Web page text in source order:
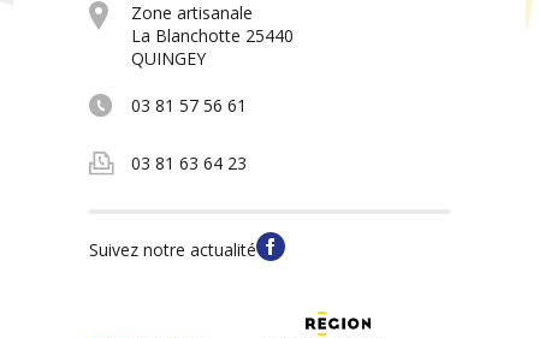
Zone artisanale
La Blanchotte 25440
QUINGEY
03 81 57 56 61
03 81 63 64 23
Suivez notre actualité